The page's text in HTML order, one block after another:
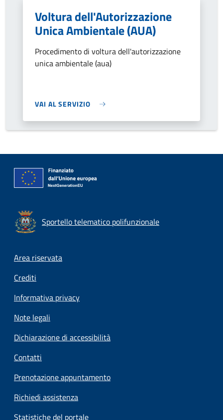
Voltura dell'Autorizzazione
Unica Ambientale (AUA)
Procedimento di voltura dell'autorizzazione
unica ambientale (aua)
VAI AL SERVIZIO
Sportello telematico polifunzionale
Footer menu
Area riservata
Crediti
Informativa privacy
Note legali
Dichiarazione di accessibilità
Contatti
Prenotazione appuntamento
Richiedi assistenza
Statistiche del portale